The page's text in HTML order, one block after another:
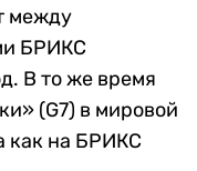
между
БРИКС
В то же время
(G7) в мировой
как на БРИКС